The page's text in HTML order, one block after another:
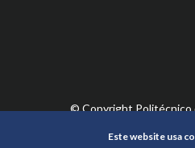
© Copyright Politécnico
Este website usa